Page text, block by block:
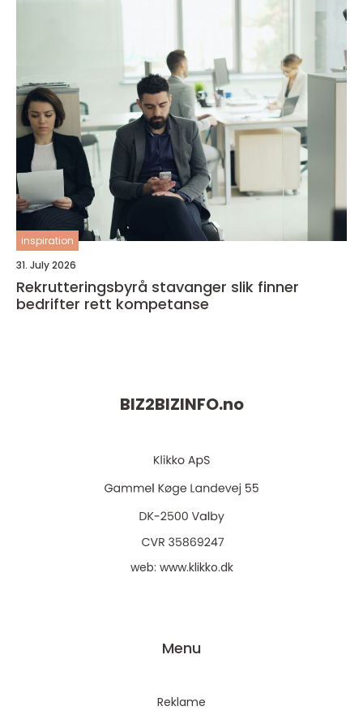
inspiration
31. July 2026
Rekrutteringsbyrå stavanger slik finner
bedrifter rett kompetanse
BIZ2BIZINFO.no
web: www.klikko.dk
Menu
Reklame